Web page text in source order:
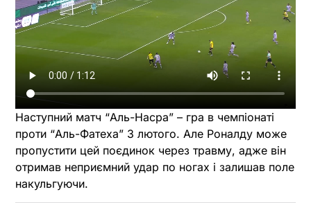
Наступний матч “Аль-Насра” – гра в чемпіонаті
проти “Аль-Фатеха” 3 лютого. Але Роналду може
пропустити цей поєдинок через травму, адже він
отримав неприємний удар по ногах і залишав поле
накульгуючи.